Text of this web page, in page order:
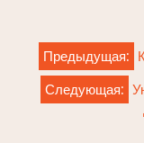
Навигация
записям
Предыдущая:
Следующая: